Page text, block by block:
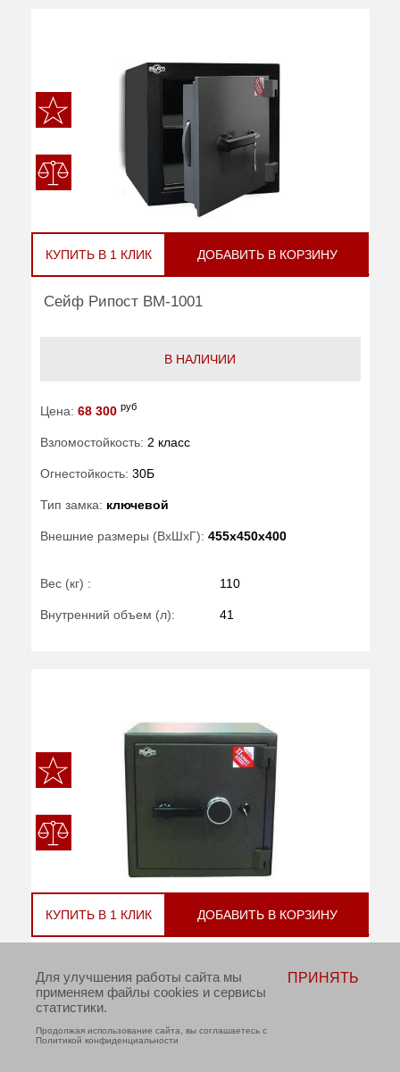
КУПИТЬ В 1 КЛИК ДОБАВИТЬ В КОРЗИНУ
Сейф Рипост ВМ-1001
В НАЛИЧИИ
Цена: 68 300 руб
Взломостойкость: 2 класс
Огнестойкость: 30Б
Тип замка: ключевой
Внешние размеры (ВхШхГ): 455x450x400
Вес (кг) : 110
Внутренний объем (л): 41
КУПИТЬ В 1 КЛИК ДОБАВИТЬ В КОРЗИНУ
Для улучшения работы сайта мы
применяем файлы cookies и сервисы
статистики.
Продолжая использование сайта, вы соглашаетесь с
Политикой конфиденциальности
ПРИНЯТЬ